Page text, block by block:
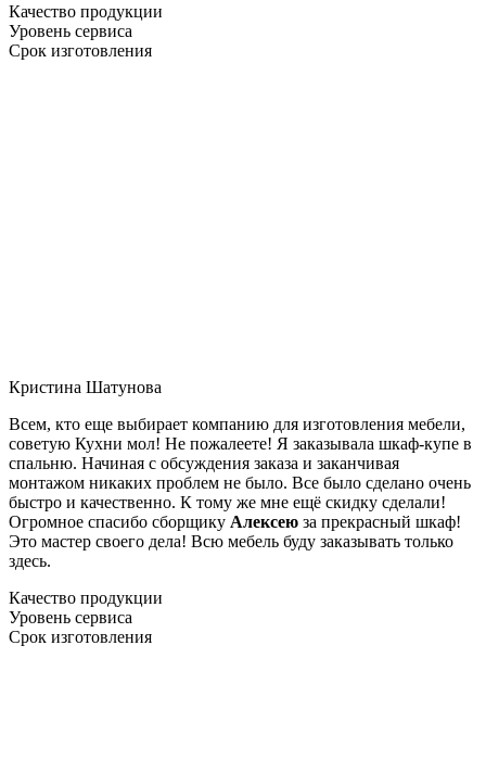
Качество продукции
Уровень сервиса
Срок изготовления
Кристина Шатунова
Всем, кто еще выбирает компанию для изготовления мебели,
советую Кухни мол! Не пожалеете! Я заказывала шкаф-купе в
спальню. Начиная с обсуждения заказа и заканчивая
монтажом никаких проблем не было. Все было сделано очень
быстро и качественно. К тому же мне ещё скидку сделали!
Огромное спасибо сборщику Алексею за прекрасный шкаф!
Это мастер своего дела! Всю мебель буду заказывать только
здесь.
Качество продукции
Уровень сервиса
Срок изготовления